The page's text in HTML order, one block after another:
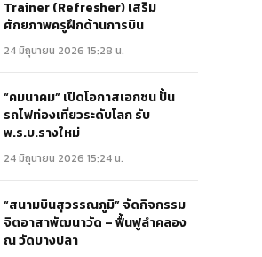
Trainer (Refresher) เสริม
ศักยภาพครูฝึกด้านการบิน
24 มิถุนายน 2026 15:28 น.
“คมนาคม” เปิดโอกาสเอกชน ปั้น
รถไฟท่องเที่ยวระดับโลก รับ
พ.ร.บ.รางใหม่
24 มิถุนายน 2026 15:24 น.
“สนามบินสุวรรณภูมิ” จัดกิจกรรม
จิตอาสาพัฒนาวัด – ฟื้นฟูลำคลอง
ณ วัดบางปลา